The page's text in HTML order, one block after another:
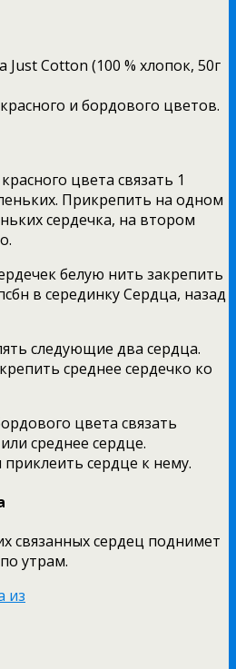
Just Cotton (100 % хлопок, 50г
и бордового цветов.
цвета связать 1
Прикрепить на одном
сердечка, на втором
белую нить закрепить
в серединку Сердца, назад
следующие два сердца.
среднее сердечко ко
цвета связать
среднее сердце.
сердце к нему.
связанных сердец поднимет
утрам.